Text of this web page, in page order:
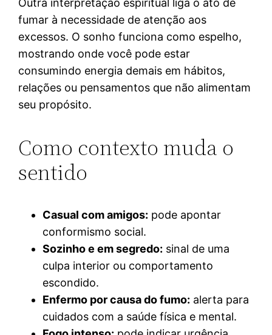
fumar à necessidade de atenção aos
excessos. O sonho funciona como espelho,
mostrando onde você pode estar
consumindo energia demais em hábitos,
relações ou pensamentos que não alimentam
seu propósito.
Como contexto muda o
sentido
Casual com amigos: pode apontar
conformismo social.
Sozinho e em segredo: sinal de uma
culpa interior ou comportamento
escondido.
Enfermo por causa do fumo: alerta para
cuidados com a saúde física e mental.